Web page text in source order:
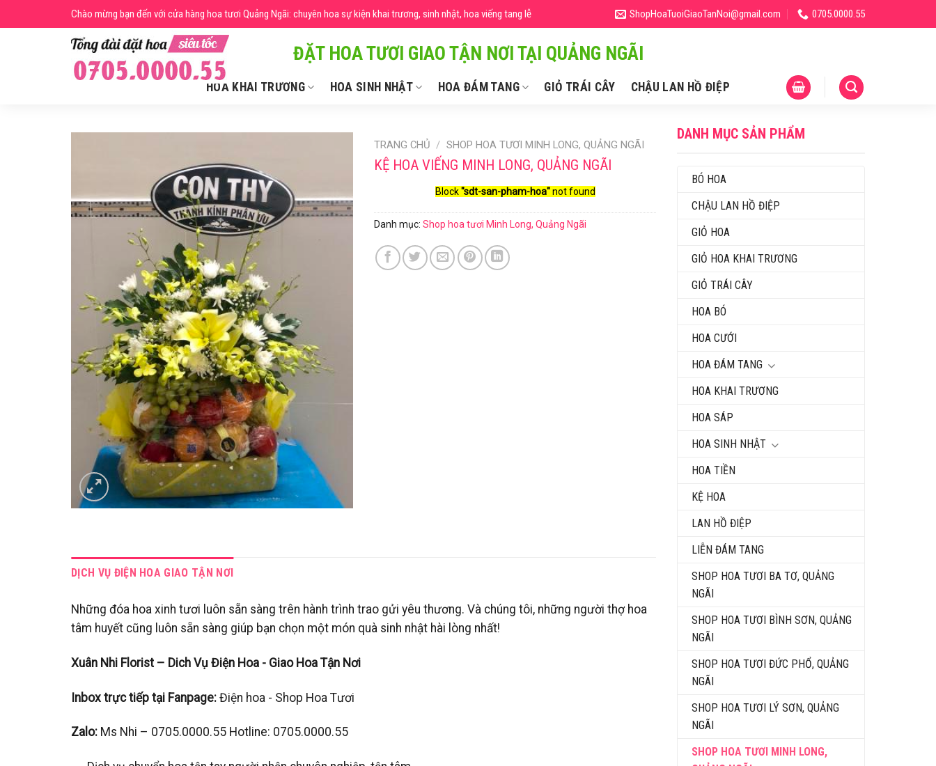
to
Chào mừng bạn đến với cửa hàng hoa tươi Quảng Ngãi: chuyên hoa sự kiện khai trương, sinh nhật, hoa viếng tang lễ ShopHoaTuoiGiaoTanNoi@gmail.com 0705.0000.55
ĐẶT HOA TƯƠI GIAO TẬN NƠI TẠI QUẢNG NGÃI
HOA KHAI TRƯƠNG HOA SINH NHẬT HOA ĐÁM TANG GIỎ TRÁI CÂY CHẬU LAN HỒ ĐIỆP
DANH MỤC SẢN PHẨM
BÓ HOA
CHẬU LAN HỒ ĐIỆP
GIỎ HOA
GIỎ HOA KHAI TRƯƠNG
GIỎ TRÁI CÂY
HOA BÓ
HOA CƯỚI
HOA ĐÁM TANG
HOA KHAI TRƯƠNG
HOA SÁP
HOA SINH NHẬT
HOA TIỀN
KỆ HOA
LAN HỒ ĐIỆP
LIỄN ĐÁM TANG
SHOP HOA TƯƠI BA TƠ, QUẢNG
NGÃI
SHOP HOA TƯƠI BÌNH SƠN, QUẢNG
NGÃI
SHOP HOA TƯƠI ĐỨC PHỔ, QUẢNG
NGÃI
SHOP HOA TƯƠI LÝ SƠN, QUẢNG
NGÃI
SHOP HOA TƯƠI MINH LONG,
TRANG CHỦ / SHOP HOA TƯƠI MINH LONG, QUẢNG NGÃI
KỆ HOA VIẾNG MINH LONG, QUẢNG NGÃI
Block"sdt-san-pham-hoa"not found
Danh mục: Shop hoa tươi Minh Long, Quảng Ngãi
DỊCH VỤ ĐIỆN HOA GIAO TẬN NƠI
Những đóa hoa xinh tươi luôn sẵn sàng trên hành trình trao gửi yêu thương. Và chúng tôi, những người thợ hoa
tâm huyết cũng luôn sẵn sàng giúp bạn chọn một món quà sinh nhật hài lòng nhất!
Xuân Nhi Florist – Dich Vụ Điện Hoa - Giao Hoa Tận Nơi
Inbox trực tiếp tại Fanpage: Điện hoa - Shop Hoa Tươi
Zalo: Ms Nhi – 0705.0000.55 Hotline: 0705.0000.55